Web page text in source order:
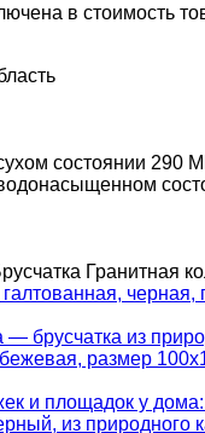
в стоимость
состоянии 290
брусчатка из
и площадок у